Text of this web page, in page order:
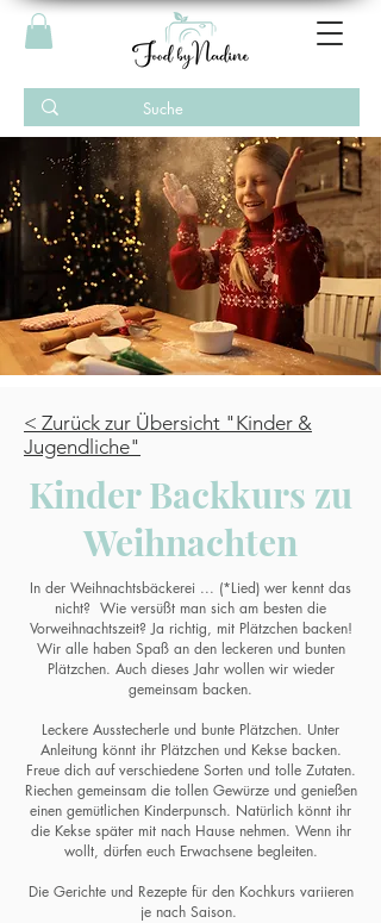
< Zurück zur Übersicht " Kinder &
Jugendliche"
Kinder Backkurs zu
Weihnachten
In der Weihnachtsbäckerei ... (*Lied) wer kennt das
nicht? Wie versüßt man sich am besten die
Vorweihnachtszeit? Ja richtig, mit Plätzchen backen!
Wir alle haben Spaß an den leckeren und bunten
Plätzchen. Auch dieses Jahr wollen wir wieder
gemeinsam backen.
Leckere Ausstecherle und bunte Plätzchen. Unter
Anleitung könnt ihr Plätzchen und Kekse backen.
Freue dich auf verschiedene Sorten und tolle Zutaten.
Riechen gemeinsam die tollen Gewürze und genießen
einen gemütlichen Kinderpunsch. Natürlich könnt ihr
die Kekse später mit nach Hause nehmen. Wenn ihr
wollt, dürfen euch Erwachsene begleiten.
Die Gerichte und Rezepte für den Kochkurs variieren
je nach Saison.